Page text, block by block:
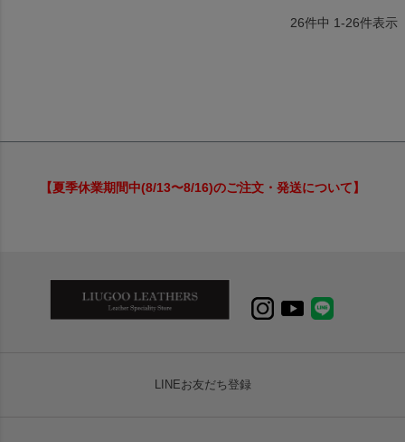
26件中 1-26件表示
【夏季休業期間中(8/13〜8/16)のご注文・発送について】
LINEお友だち登録